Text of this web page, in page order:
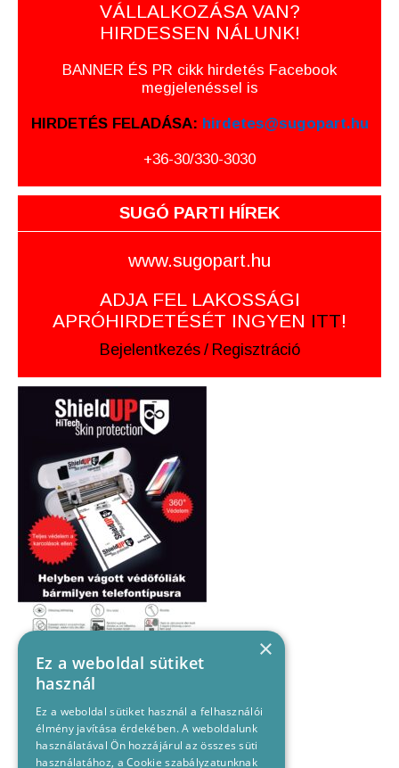
VÁLLALKOZÁSA VAN?
HIRDESSEN NÁLUNK!
BANNER ÉS PR cikk hirdetés Facebook
megjelenéssel is
HIRDETÉS FELADÁSA: hirdetes@sugopart.hu
+36-30/330-3030
SUGÓ PARTI HÍREK
www.sugopart.hu
ADJA FEL LAKOSSÁGI
APRÓHIRDETÉSÉT INGYEN ITT!
Bejelentkezés / Regisztráció
×
Ez a weboldal sütiket
használ
Ez a weboldal sütiket használ a felhasználói
élmény javítása érdekében. A weboldalunk
használatával Ön hozzájárul az összes süti
használatához, a Cookie szabályzatunknak